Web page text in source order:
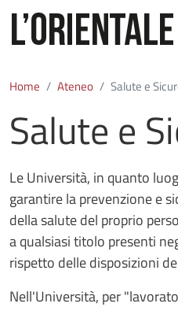
Home Ateneo Salute e
Salute e
Le Università, in quanto
garantire la prevenzione e
della salute del proprio
a qualsiasi titolo presenti
rispetto delle disposizioni
Nell'Università, per